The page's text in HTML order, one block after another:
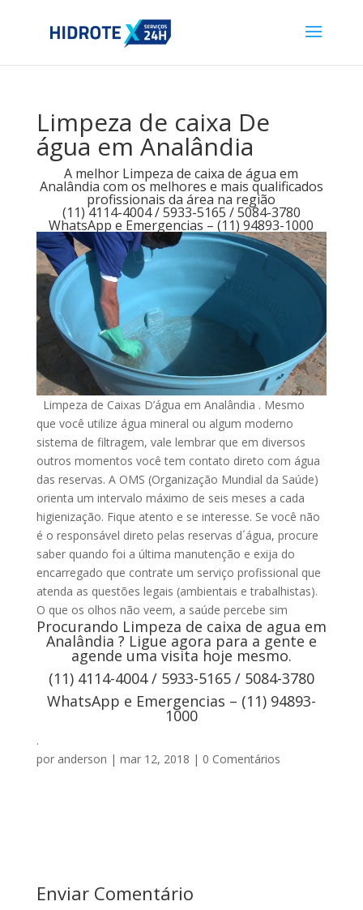
Limpeza de caixa De
água em Analândia
A melhor Limpeza de caixa de água em
Analândia com os melhores e mais qualificados
profissionais da área na região
(11) 4114-4004 / 5933-5165 / 5084-3780
WhatsApp e Emergencias – (11) 94893-1000
Limpeza de Caixas D’água em Analândia . Mesmo
que você utilize água mineral ou algum moderno
sistema de filtragem, vale lembrar que em diversos
outros momentos você tem contato direto com água
das reservas. A OMS (Organização Mundial da Saúde)
orienta um intervalo máximo de seis meses a cada
higienização. Fique atento e se interesse. Se você não
é o responsável direto pelas reservas d´água, procure
saber quando foi a última manutenção e exija do
encarregado que contrate um serviço profissional que
atenda as questões legais (ambientais e trabalhistas).
O que os olhos não veem, a saúde percebe sim
Procurando Limpeza de caixa de agua em
Analândia ? Ligue agora para a gente e
agende uma visita hoje mesmo.
(11) 4114-4004 / 5933-5165 / 5084-3780
WhatsApp e Emergencias – (11) 94893-
1000
.
por anderson | mar 12, 2018 | 0 Comentários
Enviar Comentário